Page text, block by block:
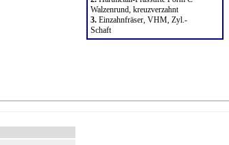
Walzenrund, kreuzverzahnt
3. Einzahnfräser, VHM, Zyl.-
Schaft